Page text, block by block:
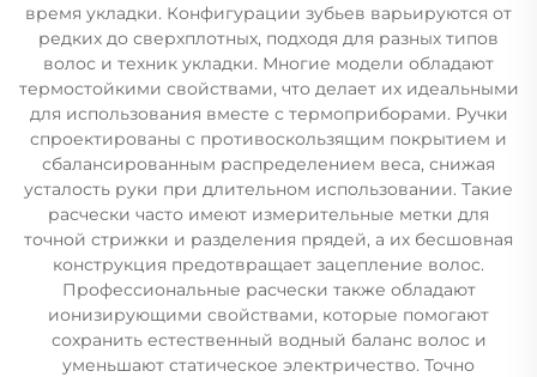
время укладки. Конфигурации зубьев варьируются от
редких до сверхплотных, подходя для разных типов
волос и техник укладки. Многие модели обладают
термостойкими свойствами, что делает их идеальными
для использования вместе с термоприборами. Ручки
спроектированы с противоскользящим покрытием и
сбалансированным распределением веса, снижая
усталость руки при длительном использовании. Такие
расчески часто имеют измерительные метки для
точной стрижки и разделения прядей, а их бесшовная
конструкция предотвращает зацепление волос.
Профессиональные расчески также обладают
ионизирующими свойствами, которые помогают
сохранить естественный водный баланс волос и
уменьшают статическое электричество. Точно